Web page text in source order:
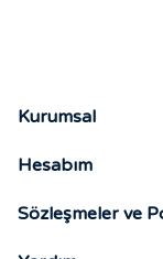
Kurumsal
Hesabım
Sözleşmeler ve